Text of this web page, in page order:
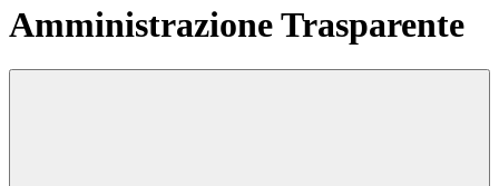
Amministrazione Trasparente